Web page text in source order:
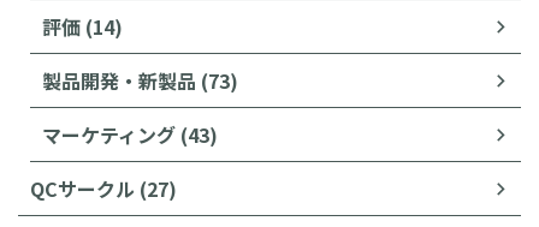
評価 (14)
製品開発・新製品 (73)
マーケティング (43)
QCサークル (27)